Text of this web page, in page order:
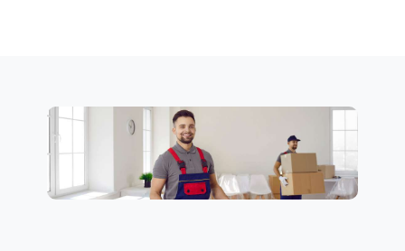
National
Beiladung